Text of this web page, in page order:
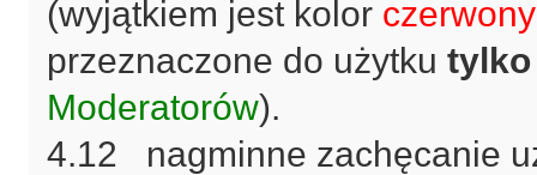
(wyjątkiem jest kolor czerwony
przeznaczone do użytku tylko
Moderatorów).
4.12 nagminne zachęcanie